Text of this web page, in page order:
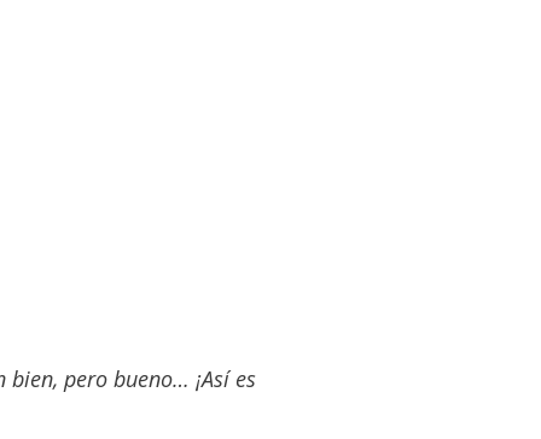
pero bueno… ¡Así es